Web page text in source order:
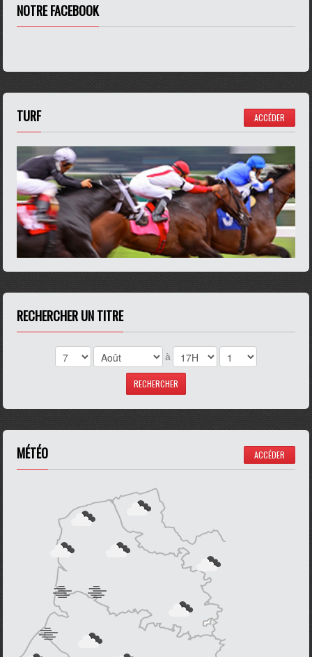
NOTRE FACEBOOK
TURF ACCÉDER
RECHERCHER UN TITRE
à
MÉTÉO ACCÉDER